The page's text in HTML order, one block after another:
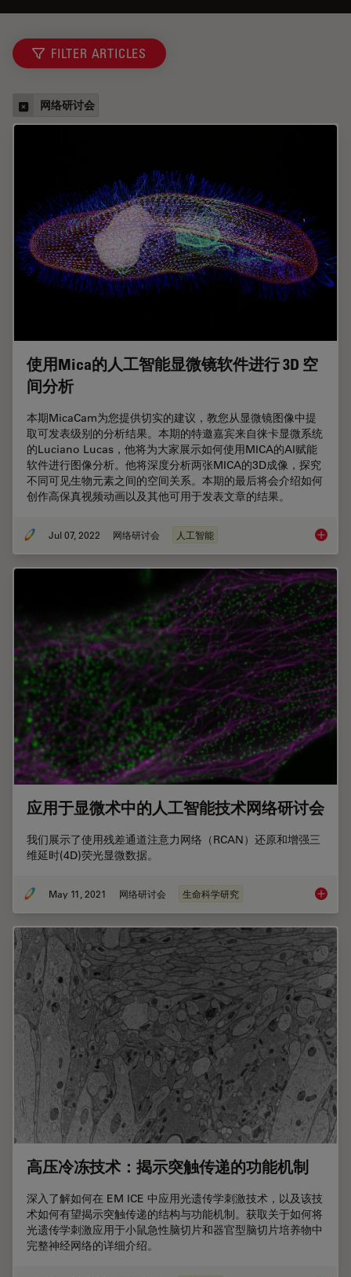
FILTER ARTICLES
网络研讨会
使用Mica的人工智能显微镜软件进行 3D 空
间分析
本期MicaCam为您提供切实的建议，教您从显微镜图像中提
取可发表级别的分析结果。本期的特邀嘉宾来自徕卡显微系统
的Luciano Lucas，他将为大家展示如何使用MICA的AI赋能
软件进行图像分析。他将深度分析两张MICA的3D成像，探究
不同可见生物元素之间的空间关系。本期的最后将会介绍如何
创作高保真视频动画以及其他可用于发表文章的结果。
Jul 07, 2022 网络研讨会 人工智能 使用
应用于显微术中的人工智能技术网络研讨会
我们展示了使用残差通道注意力网络（RCAN）还原和增强三
维延时(4D)荧光显微数据。
May 11, 2021 网络研讨会 生命科学研究 应用于
高压冷冻技术：揭示突触传递的功能机制
深入了解如何在 EM ICE 中应用光遗传学刺激技术，以及该技
术如何有望揭示突触传递的结构与功能机制。获取关于如何将
光遗传学刺激应用于小鼠急性脑切片和器官型脑切片培养物中
完整神经网络的详细介绍。